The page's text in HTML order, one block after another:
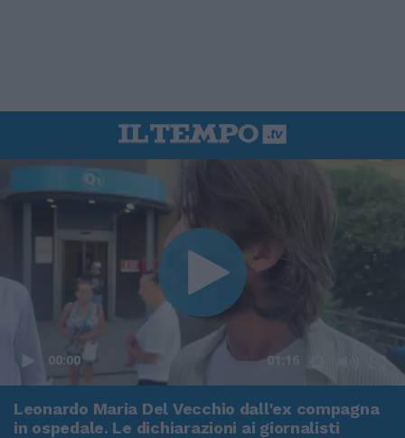
00:00 01:16
Leonardo Maria Del Vecchio dall'ex compagna
in ospedale. Le dichiarazioni ai giornalisti